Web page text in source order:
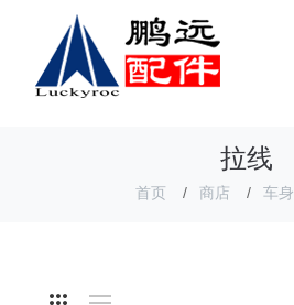
拉线
首页 商店 车身